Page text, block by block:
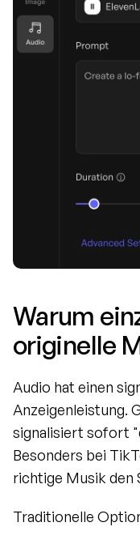
Warum
originelle
Audio hat einen
Anzeigenleistung.
signalisiert sofort
Besonders bei
richtige Musik den
Traditionelle